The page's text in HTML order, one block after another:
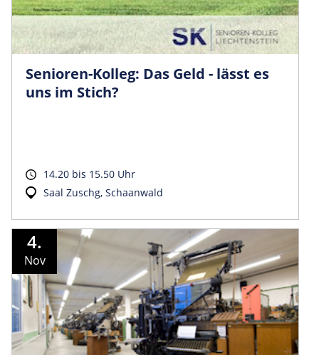
Senioren-Kolleg: Das Geld - lässt es
uns im Stich?
14.20 bis 15.50 Uhr
Saal Zuschg, Schaanwald
4.
Nov